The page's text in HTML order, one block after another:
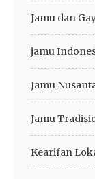
Jamu dan
jamu
Jamu
Jamu
Kearifan